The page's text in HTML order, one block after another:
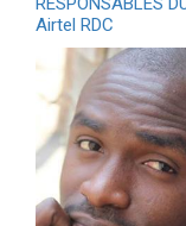
Airtel RDC